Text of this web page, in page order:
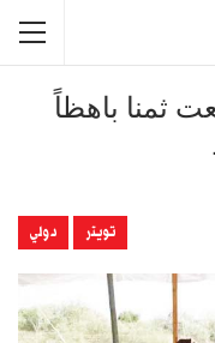
ثمنا باهظاً
تويتر دولي